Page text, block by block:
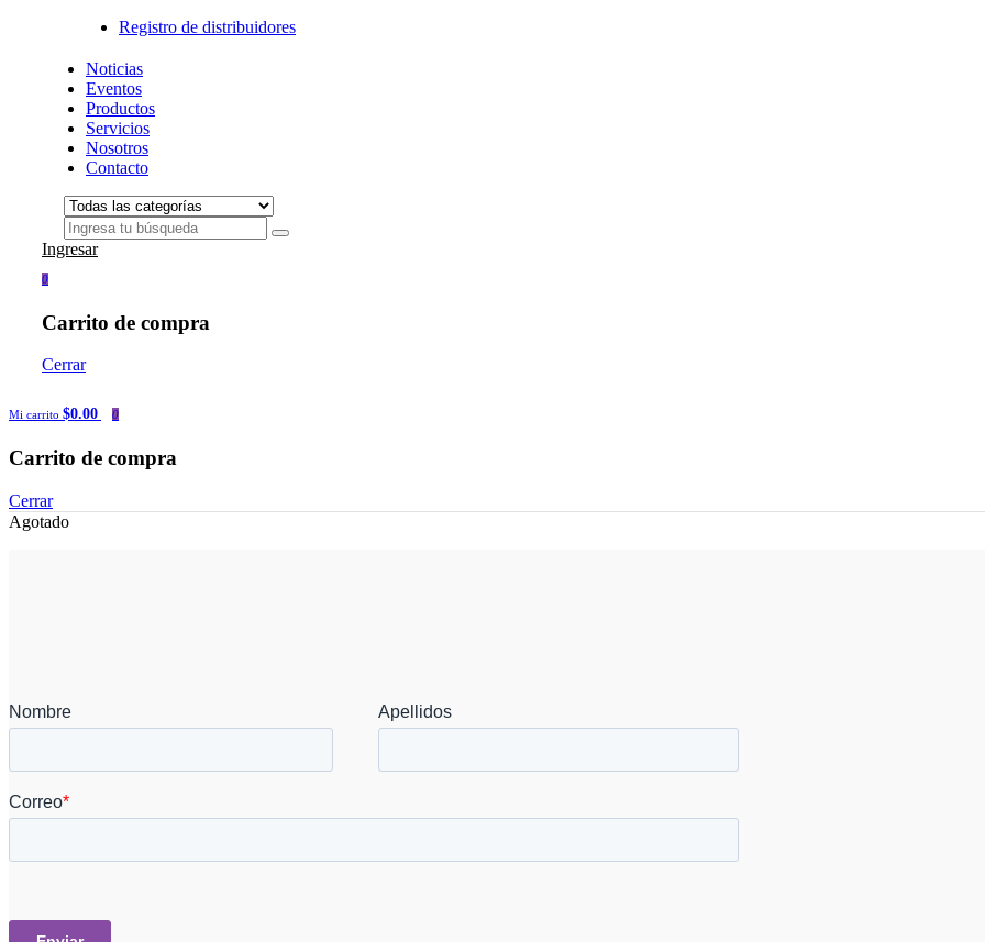
Registro de distribuidores
Noticias
Eventos
Productos
Servicios
Nosotros
Contacto
Ingresar
0
Carrito de compra
Cerrar
Mi carrito $0.00 0
Carrito de compra
Cerrar
Agotado